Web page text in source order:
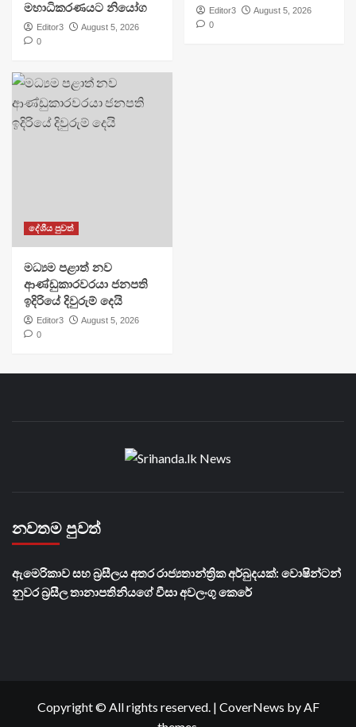
මහාධිකරණයට නියෝග
Editor3
August 5, 2026
0
Editor3
August 5, 2026
0
දේශීය පුවත්
මධ්‍යම පළාත් නව
ආණ්ඩුකාරවරයා ජනපති
ඉදිරියේ දිවුරුම් දෙයි
Editor3
August 5, 2026
0
නවතම පුවත්
ඇමෙරිකාව සහ බ්‍රසීලය අතර රාජ්‍යතාන්ත්‍රික අර්බුදයක්: වොෂින්ටන්
නුවර බ්‍රසීල තානාපතිනියගේ වීසා අවලංගු කෙරේ
Copyright © All rights reserved. | CoverNews by AF